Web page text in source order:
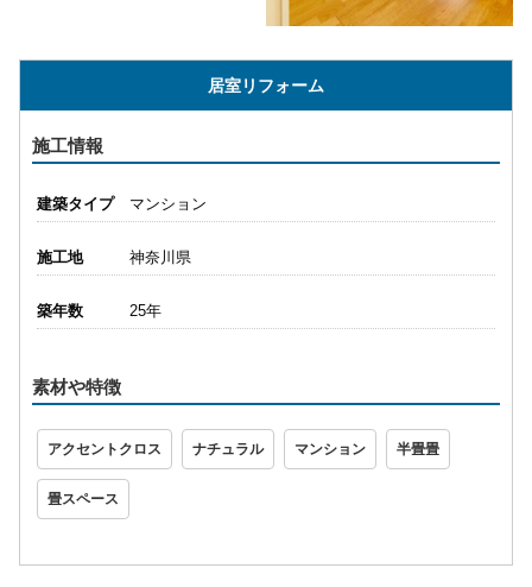
居室リフォーム
施工情報
建築タイプ マンション
施工地 神奈川県
築年数 25年
素材や特徴
アクセントクロス ナチュラル マンション 半畳畳
畳スペース